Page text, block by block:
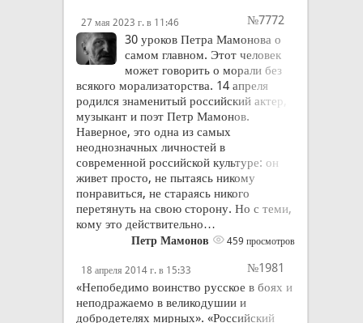
27 мая 2023 г. в 11:46
№7772
30 уроков Петра Мамонова о
самом главном. Этот человек
может говорить о морали без
всякого морализаторства. 14 апреля
родился знаменитый российский актер,
музыкант и поэт Петр Мамонов.
Наверное, это одна из самых
неоднозначных личностей в
современной российской культуре: он
живет просто, не пытаясь никому
понравиться, не стараясь никого
перетянуть на свою сторону. Но с теми,
кому это действительно…
Петр Мамонов 459 просмотров
18 апреля 2014 г. в 15:33
№1981
«Непобедимо воинство русское в боях и
неподражаемо в великодушии и
добродетелях мирных». «Российский